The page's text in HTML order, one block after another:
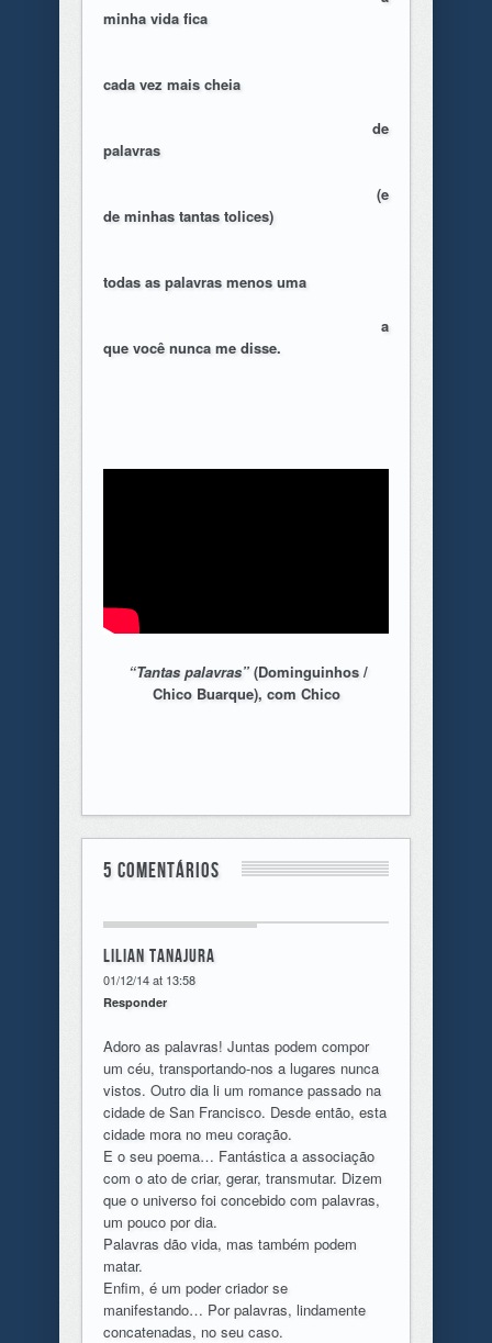
minha vida fica
cada vez mais cheia
de
palavras
(e
de minhas tantas tolices)
todas as palavras menos uma
a
que você nunca me disse.
“Tantas palavras” (Dominguinhos /
Chico Buarque), com Chico
5 comentários
Lilian Tanajura
01/12/14 at 13:58
Responder
Adoro as palavras! Juntas podem compor
um céu, transportando-nos a lugares nunca
vistos. Outro dia li um romance passado na
cidade de San Francisco. Desde então, esta
cidade mora no meu coração.
E o seu poema… Fantástica a associação
com o ato de criar, gerar, transmutar. Dizem
que o universo foi concebido com palavras,
um pouco por dia.
Palavras dão vida, mas também podem
matar.
Enfim, é um poder criador se
manifestando… Por palavras, lindamente
concatenadas, no seu caso.